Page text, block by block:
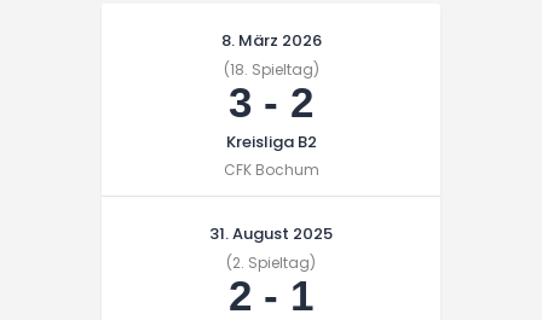
Unsere Partner
Datenschutz / Impressum
8. März 2026
(18. Spieltag)
3 - 2
Kreisliga B2
CFK Bochum
31. August 2025
(2. Spieltag)
2 - 1